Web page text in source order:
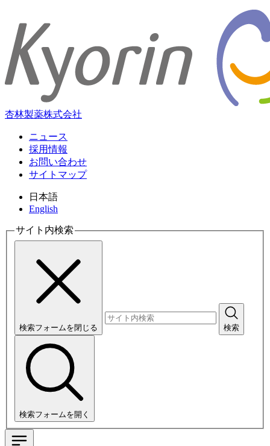
杏林製薬株式会社
ニュース
採用情報
お問い合わせ
サイトマップ
日本語
English
サイト内検索
検索フォームを閉じる 検索
検索フォームを開く